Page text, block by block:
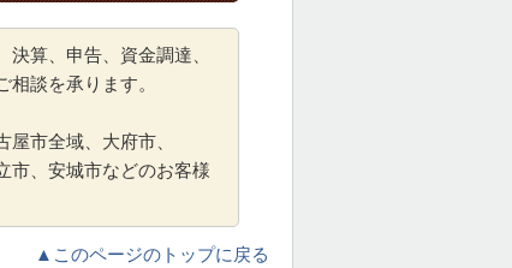
算、申告、資金調達、
談を承ります。
市全域、大府市、
市、安城市などのお客様
▲このページのトップに戻る